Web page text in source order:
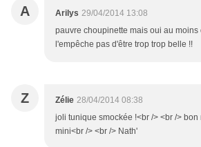
A Arilys 29/04/2014 13:08
pauvre choupinette mais oui au moins
l'empêche pas d'être trop trop belle !!
Z Zélie 28/04/2014 08:38
joli tunique smockée !<br /> <br />
mini<br /> <br /> Nath'